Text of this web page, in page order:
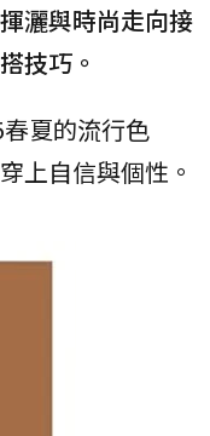
灑與時尚走向接
技巧。
夏的流行色
上自信與個性。